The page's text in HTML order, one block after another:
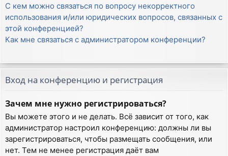
С кем можно связаться по вопросу некорректного
использования и/или юридических вопросов, связанных с
этой конференцией?
Как мне связаться с администратором конференции?
Вход на конференцию и регистрация
Зачем мне нужно регистрироваться?
Вы можете этого и не делать. Всё зависит от того, как
администратор настроил конференцию: должны ли вы
зарегистрироваться, чтобы размещать сообщения, или
нет. Тем не менее регистрация даёт вам